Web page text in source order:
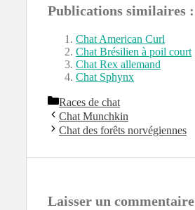
Publications similaires :
Chat American Curl
Chat Brésilien à poil court
Chat Rex allemand
Chat Sphynx
Catégories
Races de chat
Chat Munchkin
Chat des forêts norvégiennes
Laisser un commentaire